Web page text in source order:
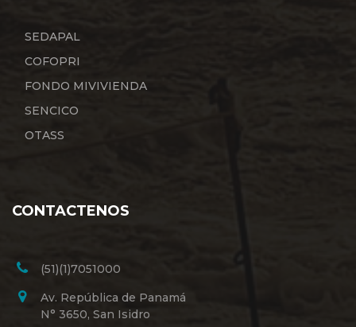
SEDAPAL
COFOPRI
FONDO MIVIVIENDA
SENCICO
OTASS
CONTACTENOS
(51)(1)7051000
Av. República de Panamá
N° 3650, San Isidro